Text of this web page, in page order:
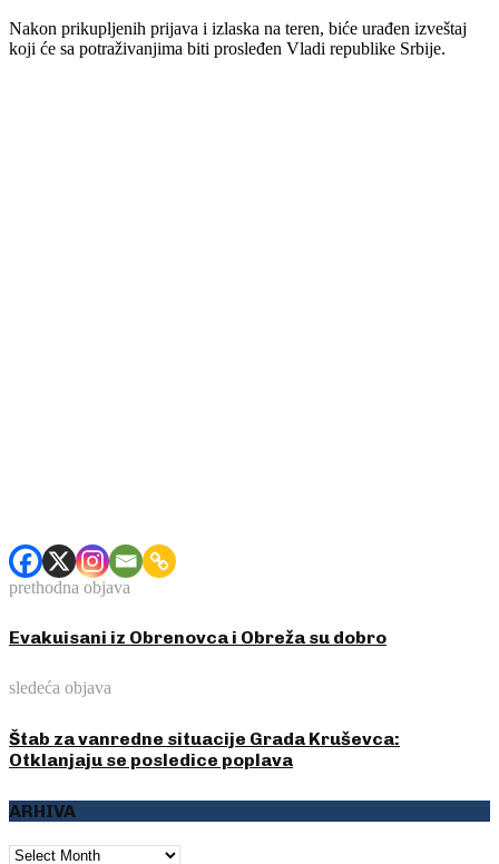
Nakon prikupljenih prijava i izlaska na teren, biće urađen izveštaj
koji će sa potraživanjima biti prosleđen Vladi republike Srbije.
prethodna objava
Evakuisani iz Obrenovca i Obreža su dobro
sledeća objava
Štab za vanredne situacije Grada Kruševca:
Otklanjaju se posledice poplava
ARHIVA
ARHIVA